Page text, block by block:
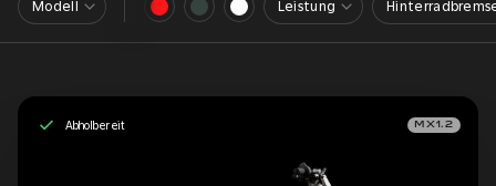
Modell Leistung
Abholbereit MX1.2